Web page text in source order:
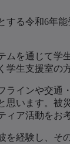
する令和6年
ムを通じて学
生支援室の
ラインや交通
思います。被
ィア活動をお
を経験し、そ